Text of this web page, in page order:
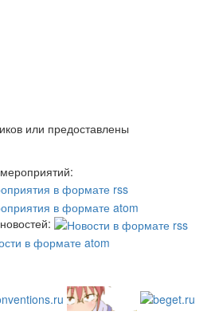
или предоставлены